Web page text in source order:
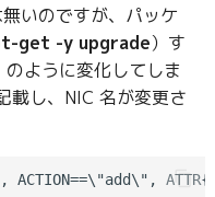
いのですが、パッケ
get -y upgrade）す
ように変化してしま
載し、NIC 名が変更さ